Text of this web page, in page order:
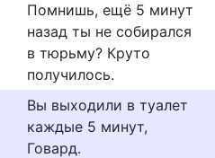
Помнишь, ещё 5 минут
назад ты не собирался
в тюрьму? Круто
получилось.
Вы выходили в туалет
каждые 5 минут,
Говард.